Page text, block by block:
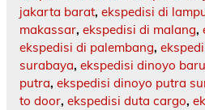
jakarta barat, ekspedisi di
makassar, ekspedisi di malang,
ekspedisi di palembang,
surabaya, ekspedisi dinoyo baru
putra, ekspedisi dinoyo putra
to door, ekspedisi duta cargo,